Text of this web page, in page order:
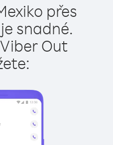
přes
snadné.
Out